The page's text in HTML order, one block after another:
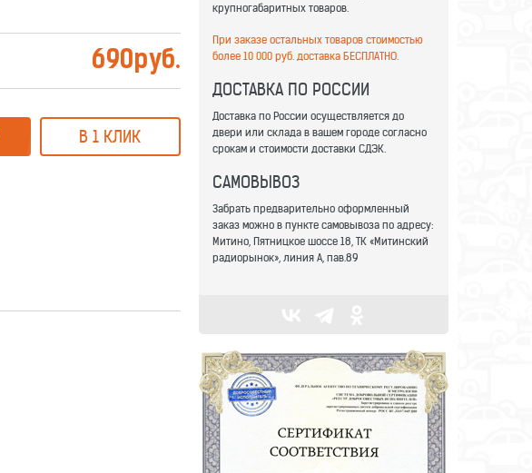
690 руб.
В 1 КЛИК
крупногабаритных товаров.
При заказе остальных товаров стоимостью
более 10 000 руб. доставка БЕСПЛАТНО.
ДОСТАВКА ПО РОССИИ
Доставка по России осуществляется до
двери или склада в вашем городе согласно
срокам и стоимости доставки СДЭК.
САМОВЫВОЗ
Забрать предварительно оформленный
заказ можно в пункте самовывоза по адресу:
Митино, Пятницкое шоссе 18, ТК «Митинский
радиорынок», линия А, пав.89